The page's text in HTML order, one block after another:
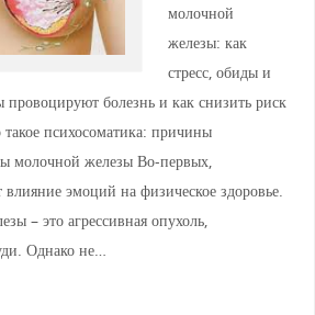
молочной
железы: как
стресс, обиды и
болезнь и как снизить риск
психосоматика: причины
молочной железы Во-первых,
влияние эмоций на физическое здоровье.
– это агрессивная опухоль,
Однако не…